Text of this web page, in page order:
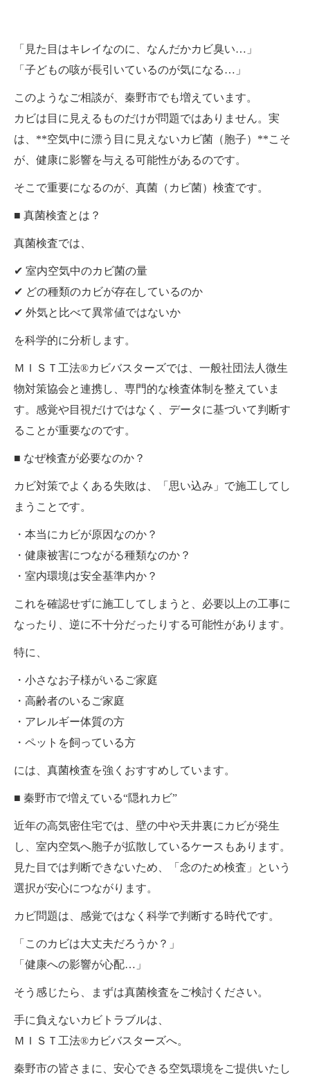
「見た目はキレイなのに、なんだかカビ臭い…」
「子どもの咳が長引いているのが気になる…」
このようなご相談が、秦野市でも増えています。
カビは目に見えるものだけが問題ではありません。実
は、**空気中に漂う目に見えないカビ菌（胞子）**こそ
が、健康に影響を与える可能性があるのです。
そこで重要になるのが、真菌（カビ菌）検査です。
■ 真菌検査とは？
真菌検査では、
✔ 室内空気中のカビ菌の量
✔ どの種類のカビが存在しているのか
✔ 外気と比べて異常値ではないか
を科学的に分析します。
ＭＩＳＴ工法®カビバスターズでは、一般社団法人微生
物対策協会と連携し、専門的な検査体制を整えていま
す。感覚や目視だけではなく、データに基づいて判断す
ることが重要なのです。
■ なぜ検査が必要なのか？
カビ対策でよくある失敗は、「思い込み」で施工してし
まうことです。
・本当にカビが原因なのか？
・健康被害につながる種類なのか？
・室内環境は安全基準内か？
これを確認せずに施工してしまうと、必要以上の工事に
なったり、逆に不十分だったりする可能性があります。
特に、
・小さなお子様がいるご家庭
・高齢者のいるご家庭
・アレルギー体質の方
・ペットを飼っている方
には、真菌検査を強くおすすめしています。
■ 秦野市で増えている“隠れカビ”
近年の高気密住宅では、壁の中や天井裏にカビが発生
し、室内空気へ胞子が拡散しているケースもあります。
見た目では判断できないため、「念のため検査」という
選択が安心につながります。
カビ問題は、感覚ではなく科学で判断する時代です。
「このカビは大丈夫だろうか？」
「健康への影響が心配…」
そう感じたら、まずは真菌検査をご検討ください。
手に負えないカビトラブルは、
ＭＩＳＴ工法®カビバスターズへ。
秦野市の皆さまに、安心できる空気環境をご提供いたし